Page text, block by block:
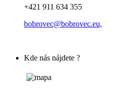
+421 911 634 355
bobrovec@bobrovec.eu,
Kde nás nájdete ?